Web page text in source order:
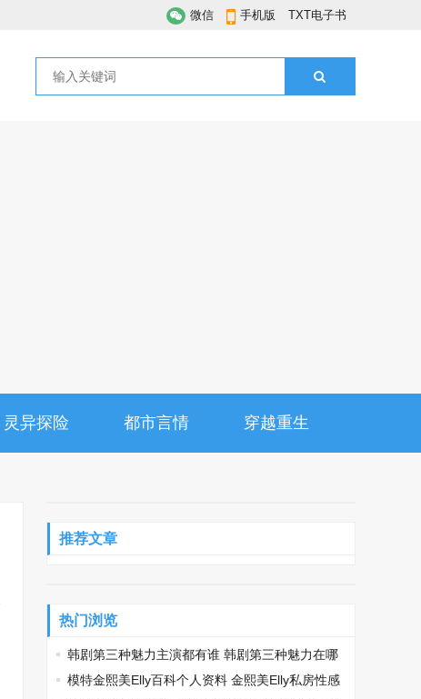
微信 手机版 TXT电子书
灵异探险 都市言情 穿越重生
推荐文章
热门浏览
韩剧第三种魅力主演都有谁 韩剧第三种魅力在哪
个台播
模特金熙美Elly百科个人资料 金熙美Elly私房性感